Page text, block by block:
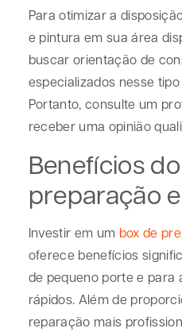
Para otimizar a
e pintura em sua área
buscar orientação de
especializados nesse
Portanto, consulte um
receber uma opinião
Benefícios
preparação
Investir em um box de
oferece benefícios
de pequeno porte e para
rápidos. Além de
reparação mais